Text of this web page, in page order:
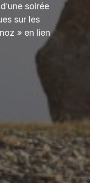
soirée
sur les
» en lien